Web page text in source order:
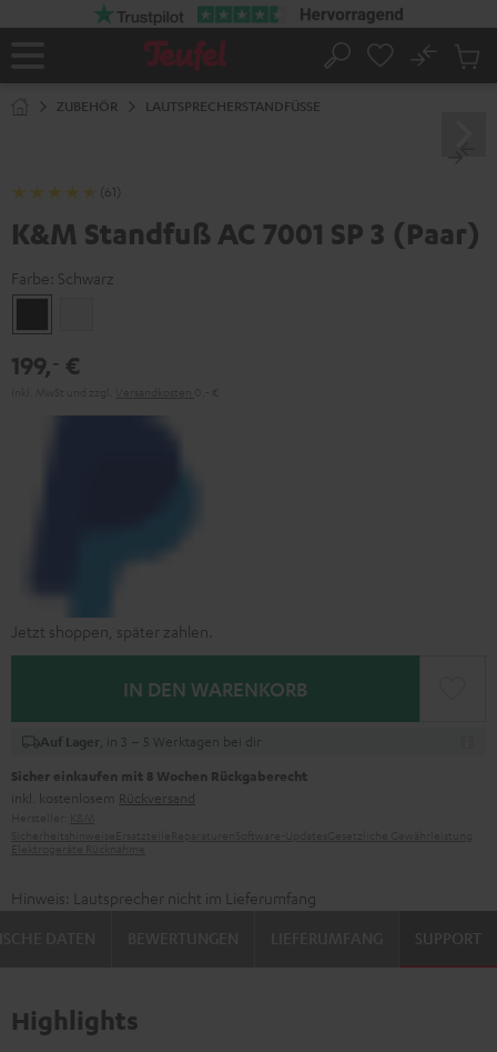
Startseite
Suche
No
ZUBEHÖR LAUTSPRECHERSTANDFÜSSE
(61)
K&M Standfuß AC 7001 SP 3 (Paar)
Farbe: Schwarz
199,‐ €
Jetzt shoppen, später zahlen.
IN DEN WARENKORB
Auf Lager , in 3 – 5 Werktagen bei dir
Sicher einkaufen mit 8 Wochen Rückgaberecht
inkl. kostenlosem Rückversand
Hinweis: Lautsprecher nicht im Lieferumfang
SUPPORT
Highlights